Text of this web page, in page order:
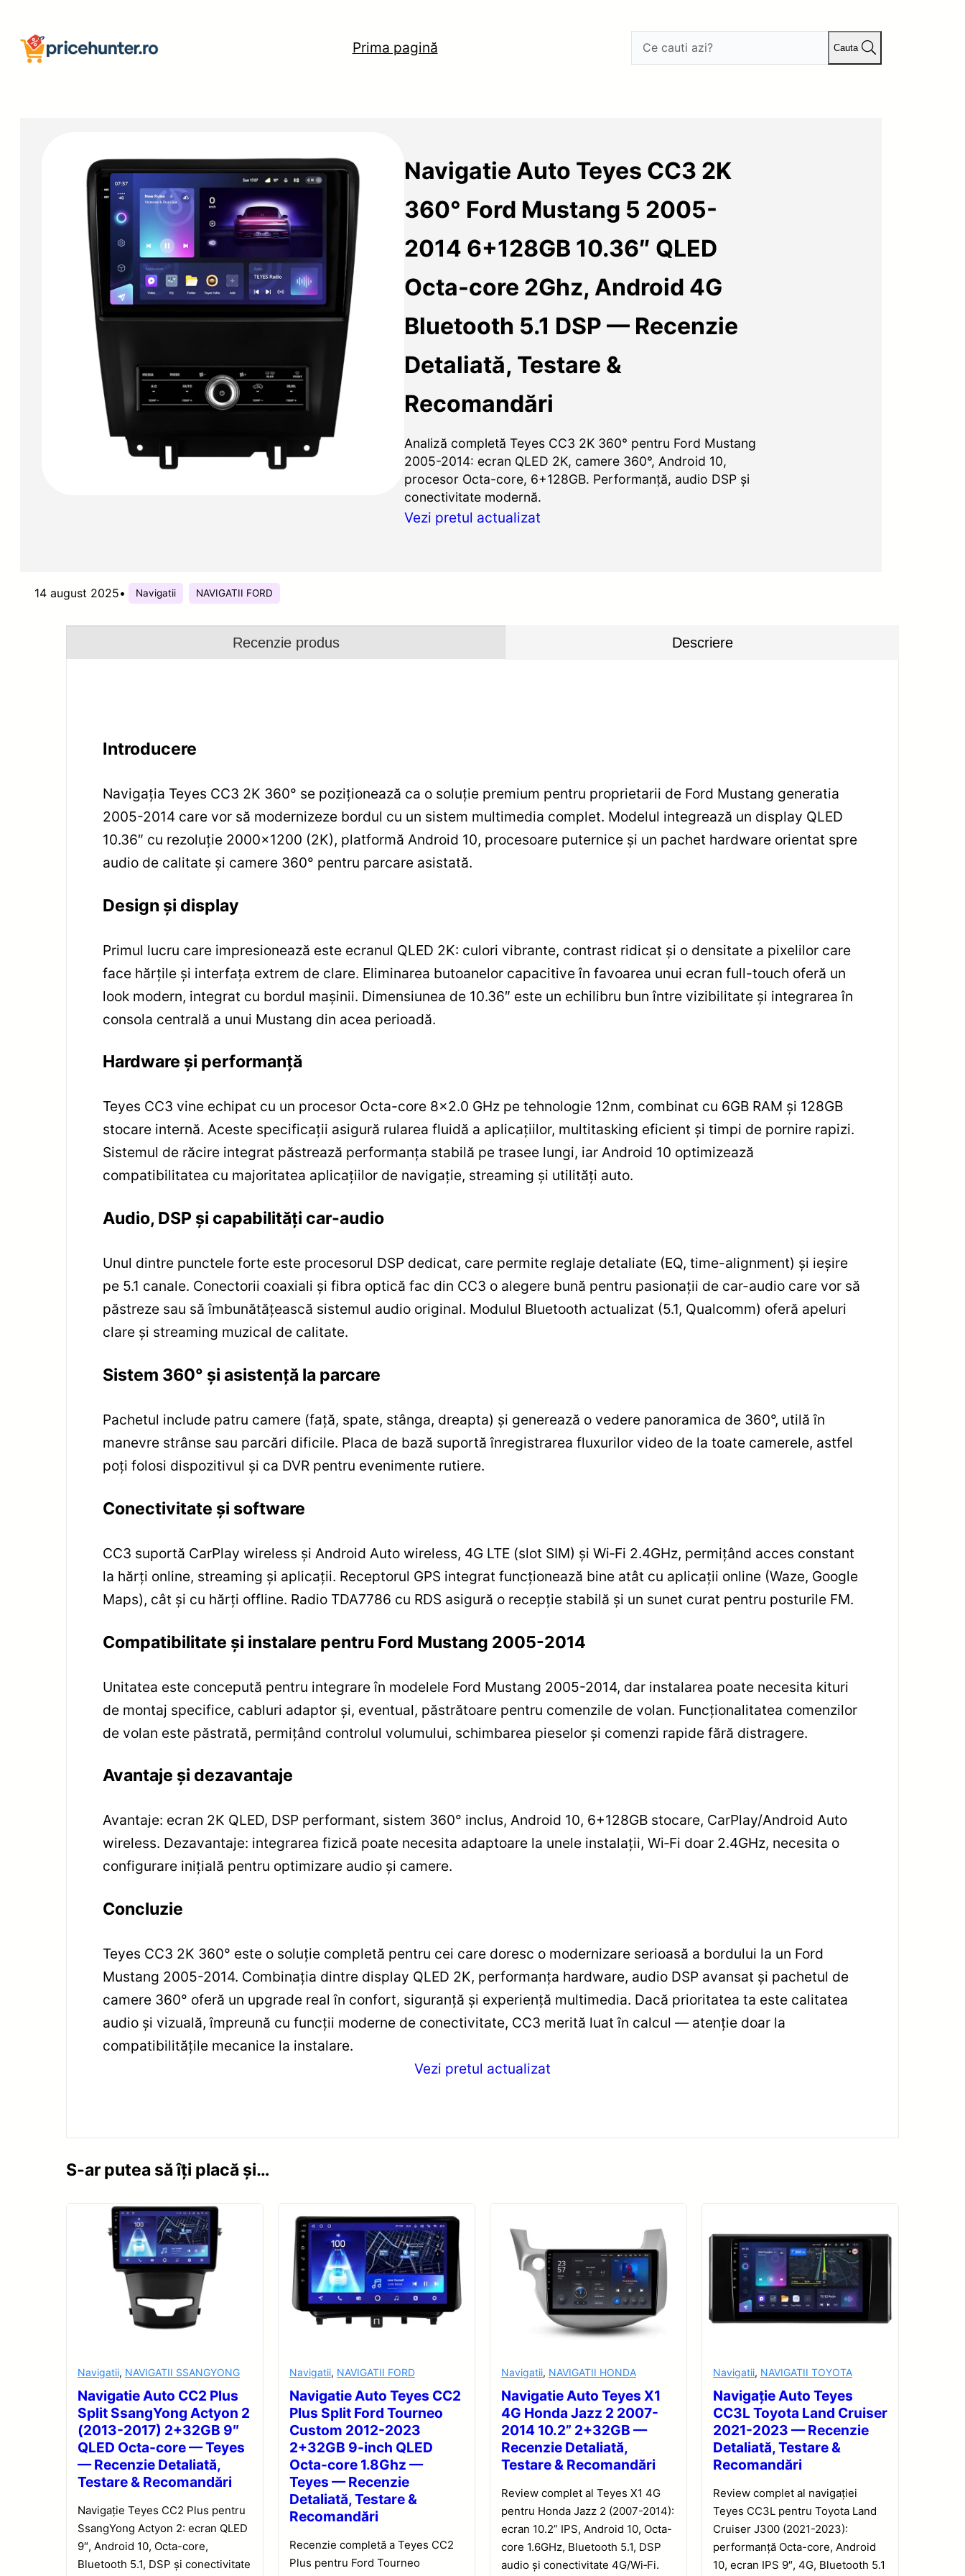
conținut
Prima pagină Cauta
Navigatie Auto Teyes CC3 2K
360° Ford Mustang 5 2005-
2014 6+128GB 10.36″ QLED
Octa-core 2Ghz, Android 4G
Bluetooth 5.1 DSP — Recenzie
Detaliată, Testare &
Recomandări
Analiză completă Teyes CC3 2K 360° pentru Ford Mustang
2005-2014: ecran QLED 2K, camere 360°, Android 10,
procesor Octa-core, 6+128GB. Performanță, audio DSP și
conectivitate modernă.
Vezi pretul actualizat
14 august 2025• Navigatii NAVIGATII FORD
Recenzie produs Descriere
Introducere
Navigația Teyes CC3 2K 360° se poziționează ca o soluție premium pentru proprietarii de Ford Mustang generatia
2005-2014 care vor să modernizeze bordul cu un sistem multimedia complet. Modelul integrează un display QLED
10.36″ cu rezoluție 2000×1200 (2K), platformă Android 10, procesoare puternice și un pachet hardware orientat spre
audio de calitate și camere 360° pentru parcare asistată.
Design și display
Primul lucru care impresionează este ecranul QLED 2K: culori vibrante, contrast ridicat și o densitate a pixelilor care
face hărțile și interfața extrem de clare. Eliminarea butoanelor capacitive în favoarea unui ecran full-touch oferă un
look modern, integrat cu bordul mașinii. Dimensiunea de 10.36″ este un echilibru bun între vizibilitate și integrarea în
consola centrală a unui Mustang din acea perioadă.
Hardware și performanță
Teyes CC3 vine echipat cu un procesor Octa-core 8×2.0 GHz pe tehnologie 12nm, combinat cu 6GB RAM și 128GB
stocare internă. Aceste specificații asigură rularea fluidă a aplicațiilor, multitasking eficient și timpi de pornire rapizi.
Sistemul de răcire integrat păstrează performanța stabilă pe trasee lungi, iar Android 10 optimizează
compatibilitatea cu majoritatea aplicațiilor de navigație, streaming și utilități auto.
Audio, DSP și capabilități car-audio
Unul dintre punctele forte este procesorul DSP dedicat, care permite reglaje detaliate (EQ, time-alignment) și ieșire
pe 5.1 canale. Conectorii coaxiali și fibra optică fac din CC3 o alegere bună pentru pasionații de car-audio care vor să
păstreze sau să îmbunătățească sistemul audio original. Modulul Bluetooth actualizat (5.1, Qualcomm) oferă apeluri
clare și streaming muzical de calitate.
Sistem 360° și asistență la parcare
Pachetul include patru camere (față, spate, stânga, dreapta) și generează o vedere panoramica de 360°, utilă în
manevre strânse sau parcări dificile. Placa de bază suportă înregistrarea fluxurilor video de la toate camerele, astfel
poți folosi dispozitivul și ca DVR pentru evenimente rutiere.
Conectivitate și software
CC3 suportă CarPlay wireless și Android Auto wireless, 4G LTE (slot SIM) și Wi‑Fi 2.4GHz, permițând acces constant
la hărți online, streaming și aplicații. Receptorul GPS integrat funcționează bine atât cu aplicații online (Waze, Google
Maps), cât și cu hărți offline. Radio TDA7786 cu RDS asigură o recepție stabilă și un sunet curat pentru posturile FM.
Compatibilitate și instalare pentru Ford Mustang 2005-2014
Unitatea este concepută pentru integrare în modelele Ford Mustang 2005-2014, dar instalarea poate necesita kituri
de montaj specifice, cabluri adaptor și, eventual, păstrătoare pentru comenzile de volan. Funcționalitatea comenzilor
de volan este păstrată, permițând controlul volumului, schimbarea pieselor și comenzi rapide fără distragere.
Avantaje și dezavantaje
Avantaje: ecran 2K QLED, DSP performant, sistem 360° inclus, Android 10, 6+128GB stocare, CarPlay/Android Auto
wireless. Dezavantaje: integrarea fizică poate necesita adaptoare la unele instalații, Wi‑Fi doar 2.4GHz, necesita o
configurare inițială pentru optimizare audio și camere.
Concluzie
Teyes CC3 2K 360° este o soluție completă pentru cei care doresc o modernizare serioasă a bordului la un Ford
Mustang 2005-2014. Combinația dintre display QLED 2K, performanța hardware, audio DSP avansat și pachetul de
camere 360° oferă un upgrade real în confort, siguranță și experiență multimedia. Dacă prioritatea ta este calitatea
audio și vizuală, împreună cu funcții moderne de conectivitate, CC3 merită luat în calcul — atenție doar la
compatibilitățile mecanice la instalare.
Vezi pretul actualizat
S-ar putea să îți placă și…
Navigatii, NAVIGATII SSANGYONG
Navigatie Auto CC2 Plus
Split SsangYong Actyon 2
(2013-2017) 2+32GB 9″
QLED Octa-core — Teyes
— Recenzie Detaliată,
Testare & Recomandări
Navigație Teyes CC2 Plus pentru
SsangYong Actyon 2: ecran QLED
9″, Android 10, Octa-core,
Bluetooth 5.1, DSP și conectivitate
Navigatii, NAVIGATII FORD
Navigatie Auto Teyes CC2
Plus Split Ford Tourneo
Custom 2012-2023
2+32GB 9-inch QLED
Octa-core 1.8Ghz —
Teyes — Recenzie
Detaliată, Testare &
Recomandări
Recenzie completă a Teyes CC2
Plus pentru Ford Tourneo
Navigatii, NAVIGATII HONDA
Navigatie Auto Teyes X1
4G Honda Jazz 2 2007-
2014 10.2” 2+32GB —
Recenzie Detaliată,
Testare & Recomandări
Review complet al Teyes X1 4G
pentru Honda Jazz 2 (2007-2014):
ecran 10.2” IPS, Android 10, Octa-
core 1.6GHz, Bluetooth 5.1, DSP
audio și conectivitate 4G/Wi‑Fi.
Navigatii, NAVIGATII TOYOTA
Navigație Auto Teyes
CC3L Toyota Land Cruiser
2021-2023 — Recenzie
Detaliată, Testare &
Recomandări
Review complet al navigației
Teyes CC3L pentru Toyota Land
Cruiser J300 (2021-2023):
performanță Octa-core, Android
10, ecran IPS 9″, 4G, Bluetooth 5.1